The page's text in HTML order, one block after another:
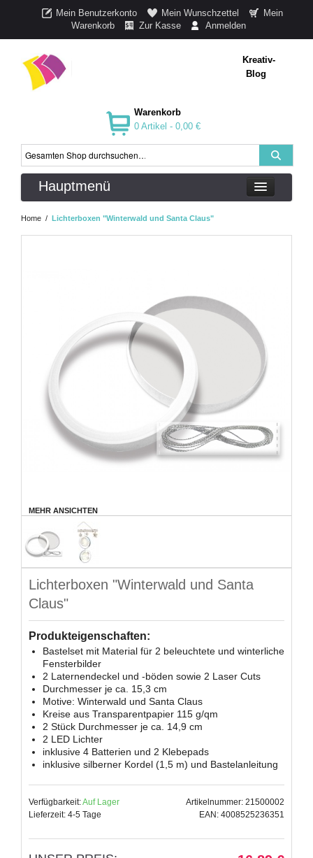
Mein Benutzerkonto Mein Wunschzettel
Mein
Warenkorb
Zur Kasse Anmelden
Kreativ-
Blog
Warenkorb
0 Artikel - 0,00 €
Hauptmenü
Home / Lichterboxen "Winterwald und Santa Claus"
MEHR ANSICHTEN
Lichterboxen "Winterwald und Santa
Claus"
Produkteigenschaften:
Bastelset mit Material für 2 beleuchtete und winterliche
Fensterbilder
2 Laternendeckel und -böden sowie 2 Laser Cuts
Durchmesser je ca. 15,3 cm
Motive: Winterwald und Santa Claus
Kreise aus Transparentpapier 115 g/qm
2 Stück Durchmesser je ca. 14,9 cm
2 LED Lichter
inklusive 4 Batterien und 2 Klebepads
inklusive silberner Kordel (1,5 m) und Bastelanleitung
Verfügbarkeit:Auf Lager
Lieferzeit: 4-5 Tage
Artikelnummer: 21500002
EAN: 4008525236351